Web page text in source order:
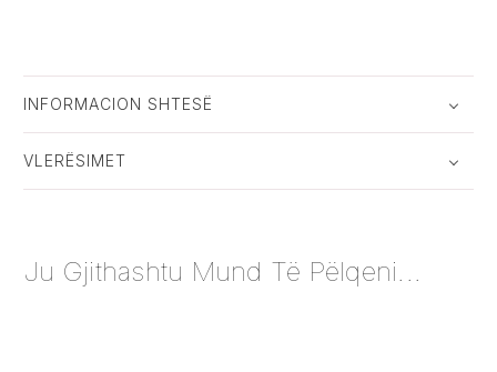
INFORMACION SHTESË
VLERËSIMET
Ju Gjithashtu Mund Të Pëlqeni...